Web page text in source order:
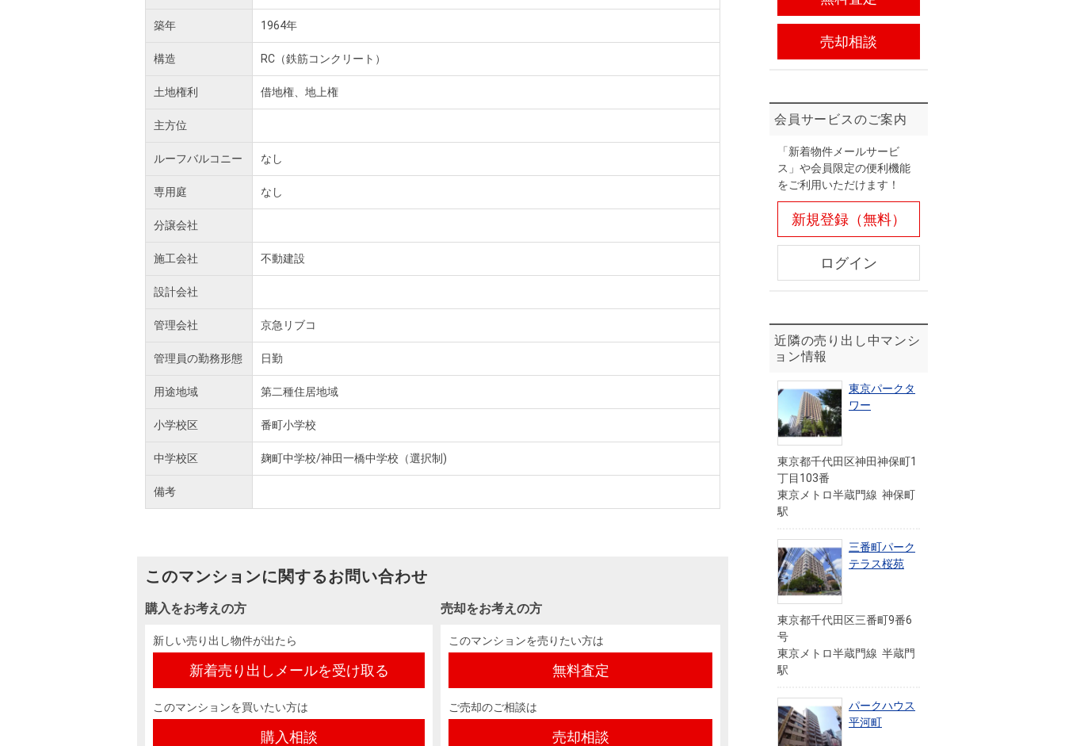
築年 1964年
構造 RC（鉄筋コンクリート）
土地権利 借地権、地上権
主方位
ルーフバルコニー なし
専用庭 なし
分譲会社
施工会社 不動建設
設計会社
管理会社 京急リブコ
管理員の勤務形態 日勤
用途地域 第二種住居地域
小学校区 番町小学校
中学校区 麹町中学校/神田一橋中学校（選択制)
備考
このマンションに関するお問い合わせ
購入をお考えの方
新しい売り出し物件が出たら
新着売り出しメールを受け取る
このマンションを買いたい方は
購入相談
売却をお考えの方
このマンションを売りたい方は
無料査定
ご売却のご相談は
売却相談
売却相談
会員サービスのご案内
「新着物件メールサービ
ス」や会員限定の便利機能
をご利用いただけます！
新規登録（無料）
ログイン
近隣の売り出し中マンシ
ョン情報
東京パークタ
ワー
東京都千代田区神田神保町1
丁目103番
東京メトロ半蔵門線 神保町
駅
三番町パーク
テラス桜苑
東京都千代田区三番町9番6
号
東京メトロ半蔵門線 半蔵門
駅
パークハウス
平河町